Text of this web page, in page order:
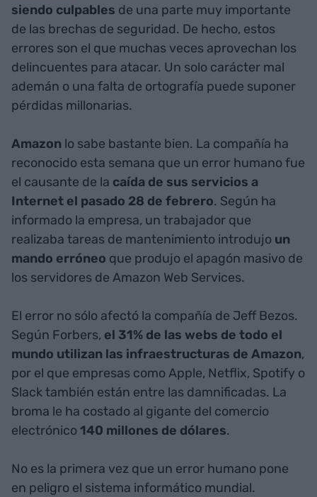
siendo culpables de una parte muy importante
de las brechas de seguridad. De hecho, estos
errores son el que muchas veces aprovechan los
delincuentes para atacar. Un solo carácter mal
ademán o una falta de ortografía puede suponer
pérdidas millonarias.
Amazon lo sabe bastante bien. La compañía ha
reconocido esta semana que un error humano fue
el causante de la caída de sus servicios a
Internet el pasado 28 de febrero. Según ha
informado la empresa, un trabajador que
realizaba tareas de mantenimiento introdujo un
mando erróneo que produjo el apagón masivo de
los servidores de Amazon Web Services.
El error no sólo afectó la compañía de Jeff Bezos.
Según Forbers, el 31% de las webs de todo el
mundo utilizan las infraestructuras de Amazon,
por el que empresas como Apple, Netflix, Spotify o
Slack también están entre las damnificadas. La
broma le ha costado al gigante del comercio
electrónico140 millones de dólares.
No es la primera vez que un error humano pone
en peligro el sistema informático mundial.